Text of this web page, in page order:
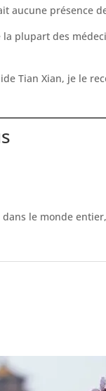
aucune présence
plupart des
Tian Xian, je le
dans le monde